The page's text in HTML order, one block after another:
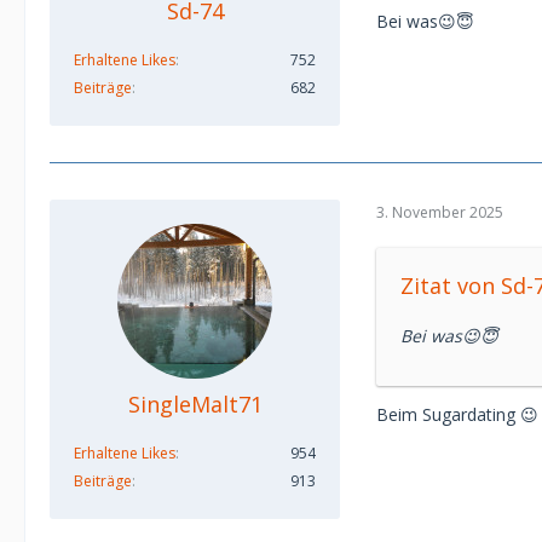
Sd-74
Erhaltene Likes
752
Beiträge
682
Bei was😉😇
SingleMalt71
Erhaltene Likes
954
Beiträge
913
3. November 2025
Zitat von Sd-
Bei was😉😇
Beim Sugardating 😉